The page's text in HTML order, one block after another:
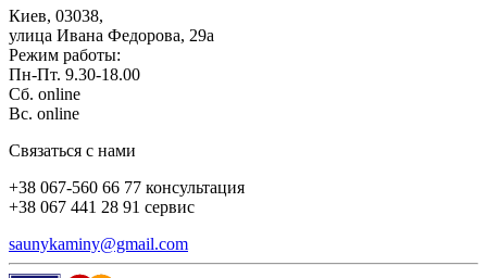
Киев, 03038,
улица Ивана Федорова, 29а
Режим работы:
Пн-Пт. 9.30-18.00
Сб. online
Вс. online
Связаться с нами
+38 067-560 66 77 консультация
+38 067 441 28 91 сервис
saunykaminy@gmail.com